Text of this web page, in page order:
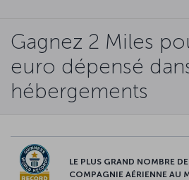
Gagnez 2 Miles
euro dépensé
hébergements
LE PLUS GRAND NOMBRE
COMPAGNIE AÉRIENNE AU